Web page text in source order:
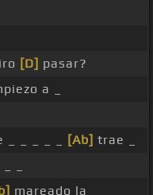
[D] pasar?
a _
_ _ _ _ _ [Ab] trae _
_
mareado la _ _ _ _